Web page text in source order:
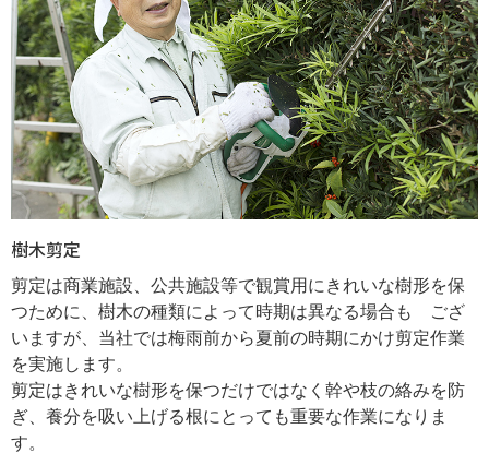
樹木剪定
剪定は商業施設、公共施設等で観賞用にきれいな樹形を保
つために、樹木の種類によって時期は異なる場合も ござ
いますが、当社では梅雨前から夏前の時期にかけ剪定作業
を実施します。
剪定はきれいな樹形を保つだけではなく幹や枝の絡みを防
ぎ、養分を吸い上げる根にとっても重要な作業になりま
す。